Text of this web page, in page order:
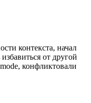
контекста, начал
от другой
конфликтовали